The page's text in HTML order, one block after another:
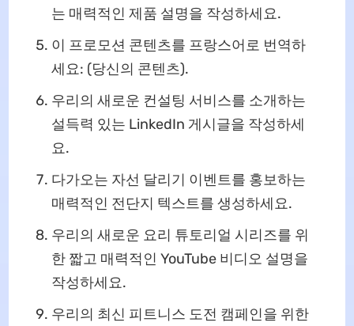
는 매력적인 제품 설명을 작성하세요.
이 프로모션 콘텐츠를 프랑스어로 번역하
세요: (당신의 콘텐츠).
우리의 새로운 컨설팅 서비스를 소개하는
설득력 있는 LinkedIn 게시글을 작성하세
요.
다가오는 자선 달리기 이벤트를 홍보하는
매력적인 전단지 텍스트를 생성하세요.
우리의 새로운 요리 튜토리얼 시리즈를 위
한 짧고 매력적인 YouTube 비디오 설명을
작성하세요.
우리의 최신 피트니스 도전 캠페인을 위한